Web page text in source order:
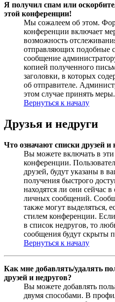
Я получил спам или
этой конференции!
Мы сожалеем об этом.
конференции включает
возможность
отправляющих подобные
сообщение
копией полученного
заголовки, в которых
об отправителе.
этом случае принять меры.
Вернуться к началу
Друзья и недруги
Что означают списки друзей и
Вы можете включать в эти
конференции.
друзей, будут указаны в
получения быстрого
находятся ли они сейчас
личных сообщений.
также могут выделяться,
стилем конференции.
в список недругов, то
сообщения будут скрыты
Вернуться к началу
Как мне добавлять/удалять
друзей и недругов?
Вы можете добавлять
двумя способами. В